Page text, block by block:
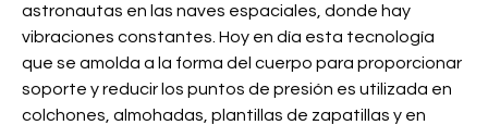
astronautas en las naves espaciales, donde hay
vibraciones constantes. Hoy en día esta tecnología
que se amolda a la forma del cuerpo para proporcionar
soporte y reducir los puntos de presión es utilizada en
colchones, almohadas, plantillas de zapatillas y en